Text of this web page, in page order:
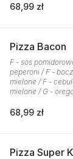
68,99 zł
Pizza Bacon
F - sos
peperoni / F -
mielone / F -
mielone / G -
68,99 zł
Pizza Super